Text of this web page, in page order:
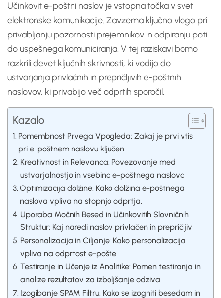
Učinkovit e-poštni naslov je vstopna točka v svet
elektronske komunikacije. Zavzema ključno vlogo pri
privabljanju pozornosti prejemnikov in odpiranju poti
do uspešnega komuniciranja. V tej raziskavi bomo
razkrili devet ključnih skrivnosti, ki vodijo do
ustvarjanja privlačnih in prepričljivih e-poštnih
naslovov, ki privabijo več odprtih sporočil.
Kazalo
Pomembnost Prvega Vpogleda: Zakaj je prvi vtis
pri e-poštnem naslovu ključen.
Kreativnost in Relevanca: Povezovanje med
ustvarjalnostjo in vsebino e-poštnega naslova
Optimizacija dolžine: Kako dolžina e-poštnega
naslova vpliva na stopnjo odprtja.
Uporaba Močnih Besed in Učinkovitih Slovničnih
Struktur: Kaj naredi naslov privlačen in prepričljiv
Personalizacija in Ciljanje: Kako personalizacija
vpliva na odprtost e-pošte
Testiranje in Učenje iz Analitike: Pomen testiranja in
analize rezultatov za izboljšanje odziva
Izogibanje SPAM Filtru: Kako se izogniti besedam in